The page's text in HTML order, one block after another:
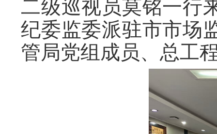
二级巡视员莫铭一行
纪委监委派驻市市场
管局党组成员、总工